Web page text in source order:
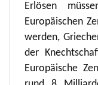
Erlösen
Europäischen
werden,
der
Europäische